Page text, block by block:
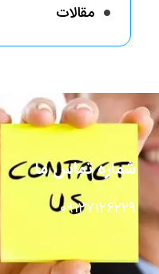
مقالات
شماره تماس ما
۰۹۱۲۷۱۲۶۲۲۹